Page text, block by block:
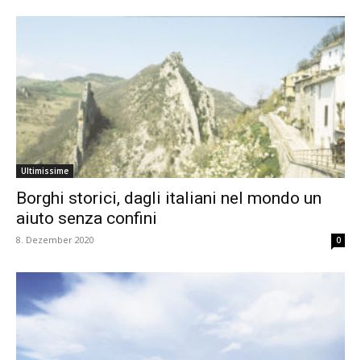
Ultimissime
Borghi storici, dagli italiani nel mondo un
aiuto senza confini
8. Dezember 2020 0